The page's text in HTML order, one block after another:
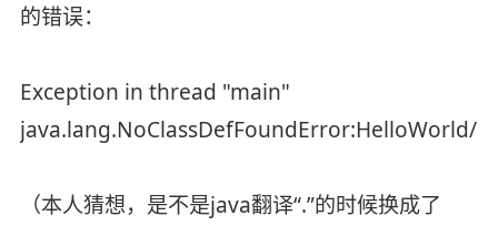
的错误：
Exception in thread "main"
java.lang.NoClassDefFoundError:HelloWorld/
（本人猜想，是不是java翻译“.”的时候换成了